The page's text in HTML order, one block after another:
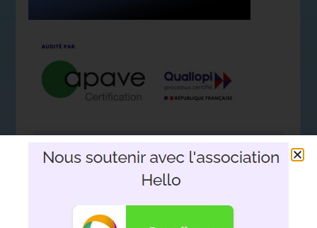
Nous soutenir avec l'association
Hello